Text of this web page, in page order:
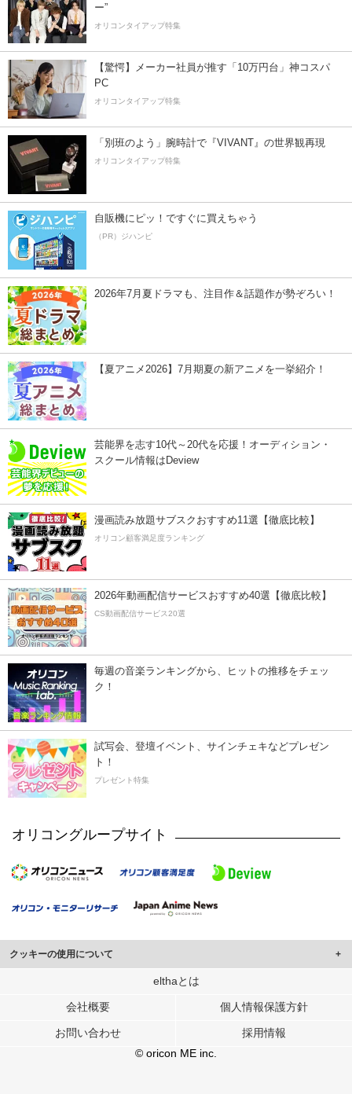
ー”
オリコンタイアップ特集
【驚愕】メーカー社員が推す「10万円台」神コスパ
PC
オリコンタイアップ特集
「別班のよう」腕時計で『VIVANT』の世界観再現
オリコンタイアップ特集
自販機にピッ！ですぐに買えちゃう
（PR）ジハンピ
2026年7月夏ドラマも、注目作＆話題作が勢ぞろい！
【夏アニメ2026】7月期夏の新アニメを一挙紹介！
芸能界を志す10代～20代を応援！オーディション・
スクール情報はDeview
漫画読み放題サブスクおすすめ11選【徹底比較】
オリコン顧客満足度ランキング
2026年動画配信サービスおすすめ40選【徹底比較】
CS動画配信サービス20選
毎週の音楽ランキングから、ヒットの推移をチェッ
ク！
試写会、登壇イベント、サインチェキなどプレゼン
ト！
プレゼント特集
オリコングループサイト
クッキーの使用について
このサイトでは Cookie を使用して、ユーザーに合わせたコンテンツや広告の
行っています。
メディアや広告配信、データ解析の各パートナーに提供しています。
各パートナーは、この情報とユーザーが各パートナーに提供した他の情報や、
ユーザーが各パートナーのサービスを使用したときに収集した他の情報を組み
elthaとは
会社概要 個人情報保護方針
お問い合わせ
採用情報
© oricon ME inc.